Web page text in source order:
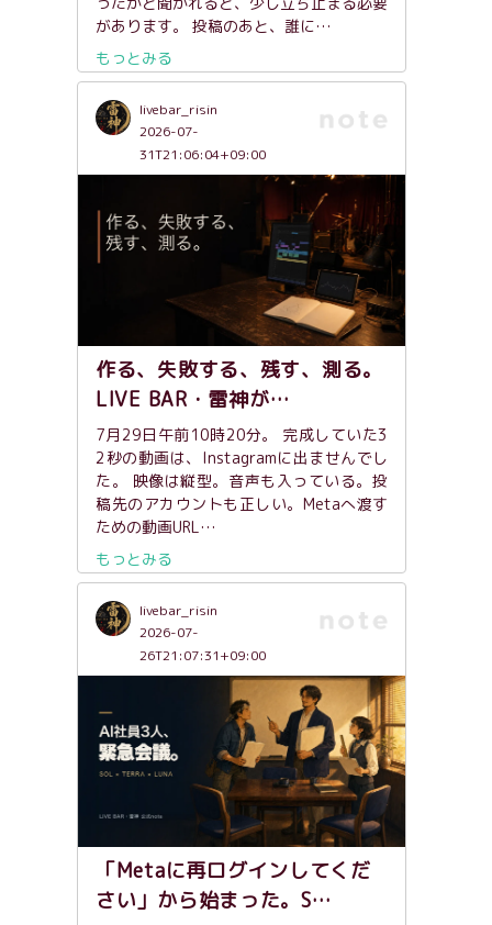
があります。 投稿のあと、誰に…
もっとみる
livebar_risin
2026-07-
31T21:06:04+09:00
作る、失敗する、残す、測る。
LIVE BAR・雷神が…
7月29日午前10時20分。 完成していた3
2秒の動画は、Instagramに出ませんでし
た。 映像は縦型。音声も入っている。投
稿先のアカウントも正しい。Metaへ渡す
ための動画URL…
もっとみる
livebar_risin
2026-07-
26T21:07:31+09:00
「Metaに再ログインしてくだ
さい」から始まった。S…